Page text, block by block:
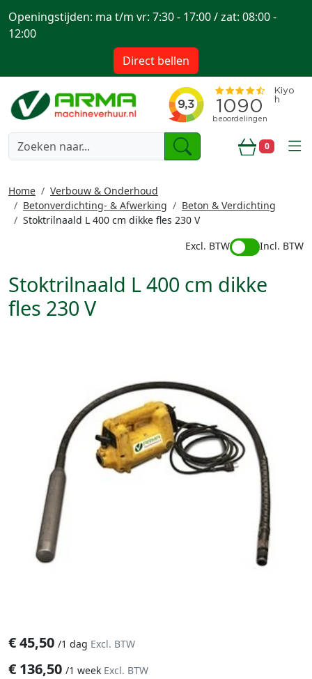
0
Openingstijden: ma t/m vr: 7:30 - 17:00 / zat: 08:00 -
12:00
Direct bellen
Home
Verbouw & Onderhoud
Betonverdichting- & Afwerking
Beton & Verdichting
Stoktrilnaald L 400 cm dikke fles 230 V
Excl. BTW
Incl. BTW
Stoktrilnaald L 400 cm dikke
fles 230 V
€45,50 /1 dag Excl. BTW
€ 136,50 /1 week Excl. BTW